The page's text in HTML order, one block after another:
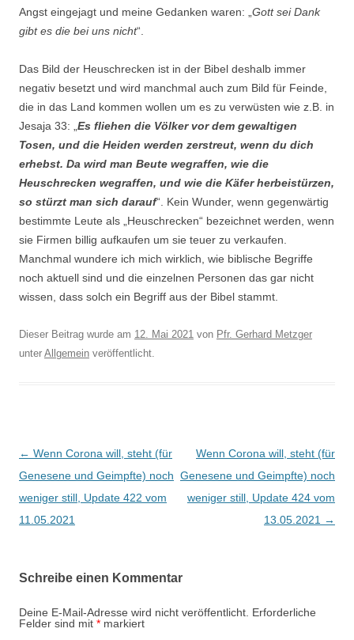
Angst eingejagt und meine Gedanken waren: „ Gott sei Dank
gibt es die bei uns nicht“.
Das Bild der Heuschrecken ist in der Bibel deshalb immer
negativ besetzt und wird manchmal auch zum Bild für Feinde,
die in das Land kommen wollen um es zu verwüsten wie z.B. in
Jesaja 33: „ Es fliehen die Völker vor dem gewaltigen
Tosen, und die Heiden werden zerstreut, wenn du dich
erhebst. Da wird man Beute wegraffen, wie die
Heuschrecken wegraffen, und wie die Käfer herbeistürzen,
so stürzt man sich darauf“. Kein Wunder, wenn gegenwärtig
bestimmte Leute als „Heuschrecken“ bezeichnet werden, wenn
sie Firmen billig aufkaufen um sie teuer zu verkaufen.
Manchmal wundere ich mich wirklich, wie biblische Begriffe
noch aktuell sind und die einzelnen Personen das gar nicht
wissen, dass solch ein Begriff aus der Bibel stammt.
Dieser Beitrag wurde am 12. Mai 2021 von Pfr. Gerhard Metzger
unter Allgemein veröffentlicht.
Beitragsnavigation
← Wenn Corona will, steht (für
Genesene und Geimpfte) noch
weniger still, Update 422 vom
11.05.2021
Wenn Corona will, steht (für
Genesene und Geimpfte) noch
weniger still, Update 424 vom
13.05.2021 →
Schreibe einen Kommentar
Deine E-Mail-Adresse wird nicht veröffentlicht. Erforderliche
Felder sind mit * markiert